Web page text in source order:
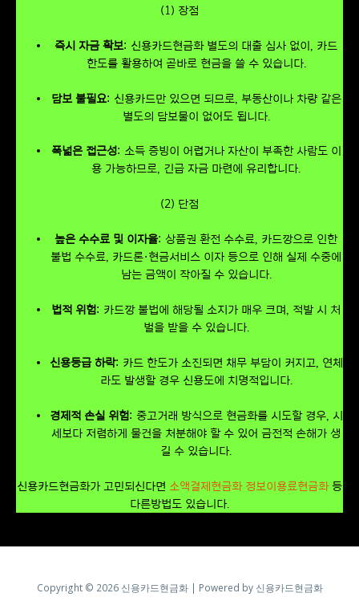
(1) 장점
즉시 자금 확보: 신용카드현금화 별도의 대출 심사 없이, 카드
한도를 활용하여 곧바로 현금을 쓸 수 있습니다.
담보 불필요: 신용카드만 있으면 되므로, 부동산이나 차량 같은
별도의 담보물이 없어도 됩니다.
폭넓은 접근성: 소득 증빙이 어렵거나 자산이 부족한 사람도 이
용 가능하므로, 긴급 자금 마련에 유리합니다.
(2) 단점
높은 수수료 및 이자율: 상품권 환전 수수료, 카드깡으로 인한
불법 수수료, 카드론·현금서비스 이자 등으로 인해 실제 수중에
남는 금액이 작아질 수 있습니다.
법적 위험: 카드깡 불법에 해당될 소지가 매우 크며, 적발 시 처
벌을 받을 수 있습니다.
신용등급 하락: 카드 한도가 소진되면 채무 부담이 커지고, 연체
라도 발생할 경우 신용도에 치명적입니다.
경제적 손실 위험: 중고거래 방식으로 현금화를 시도할 경우, 시
세보다 저렴하게 물건을 처분해야 할 수 있어 금전적 손해가 생
길 수 있습니다.
신용카드현금화가 고민되신다면 소액결제현금화 정보이용료현금화등
다른방법도 있습니다.
Copyright © 2026 신용카드현금화 | Powered by 신용카드현금화